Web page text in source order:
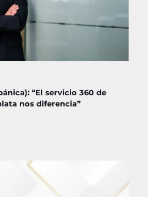
“El servicio 360 de
nos diferencia”